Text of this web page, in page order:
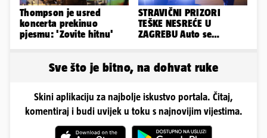
Thompson je usred
koncerta prekinuo
pjesmu: 'Zovite hitnu'
STRAVIČNI PRIZORI
TEŠKE NESREĆE U
ZAGREBU Auto se
Sve što je bitno, na dohvat ruke
Skini aplikaciju za najbolje iskustvo portala. Čitaj,
komentiraj i budi uvijek u toku s najnovijim vijestima.